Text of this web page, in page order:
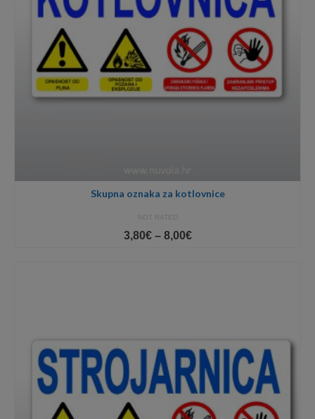
Skupna oznaka za kotlovnice
NOT RATED
3,80€ – 8,00€Price